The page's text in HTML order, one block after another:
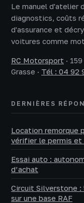
Le manuel d'atelier
diagnostics, coûts
d'assurance et
voitures comme
RC Motorsport ·
Grasse · Tél : 04 92
DERNIÈRES
Location remorque
vérifier le permis et
Essai auto :
d’achat
Circuit Silverstone :
sur une base RAF